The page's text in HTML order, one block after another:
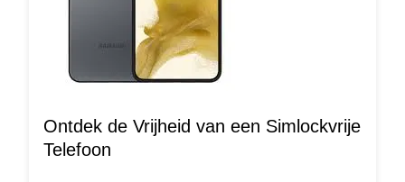
Ontdek de Vrijheid van een Simlockvrije
Telefoon